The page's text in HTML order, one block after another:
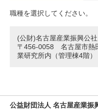
職種を選択してください。
(公財)名古屋産業振興公
〒456-0058 名古屋市熱
業研究所内（管理棟4階）
公益財団法人 名古屋産業振